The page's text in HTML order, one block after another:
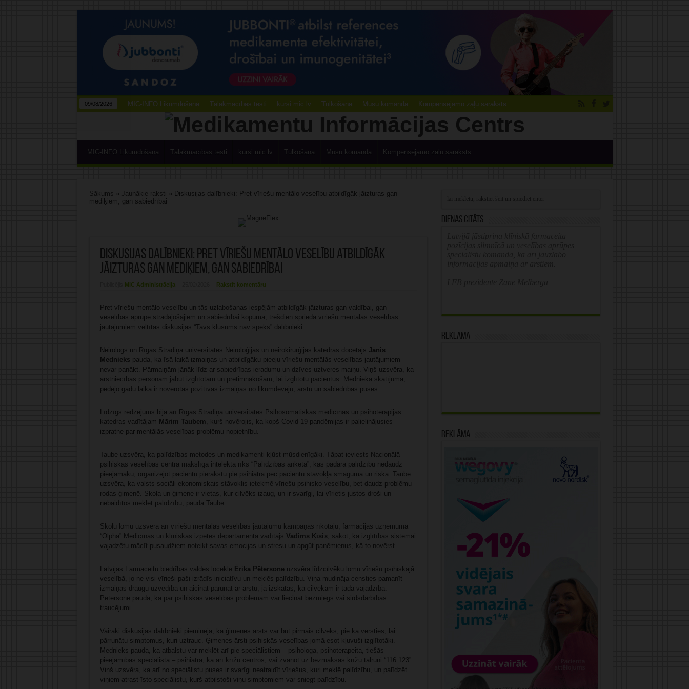
09/08/2026 MIC-INFO Likumdošana Tālākmācības testi kursi.mic.lv Tulkošana Mūsu komanda Kompensējamo zāļu saraksts
MIC-INFO Likumdošana Tālākmācības testi kursi.mic.lv Tulkošana Mūsu komanda Kompensējamo zāļu saraksts
Sākums » Jaunākie raksti » Diskusijas dalībnieki: Pret vīriešu mentālo veselību atbildīgāk jāizturas gan
mediķiem, gan sabiedrībai
Diskusijas dalībnieki: Pret vīriešu mentālo veselību atbildīgāk
jāizturas gan mediķiem, gan sabiedrībai
MIC Administrācija Rakstīt komentāru
Pret vīriešu mentālo veselību un tās uzlabošanas iespējām atbildīgāk jāizturas gan valdībai, gan
veselības aprūpē strādājošajiem un sabiedrībai kopumā, trešdien sprieda vīriešu mentālās veselības
jautājumiem veltītās diskusijas “Tavs klusums nav spēks” dalībnieki.
Neirologs un Rīgas Stradiņa universitātes Neiroloģijas un neiroķirurģijas katedras docētājs Jānis
Mednieks pauda, ka īsā laikā izmaiņas un atbildīgāku pieeju vīriešu mentālās veselības jautājumiem
nevar panākt. Pārmaiņām jānāk līdz ar sabiedrības ieradumu un dzīves uztveres maiņu. Viņš uzsvēra, ka
ārstniecības personām jābūt izglītotām un pretimnākošām, lai izglītotu pacientus. Mednieka skatījumā,
pēdējo gadu laikā ir novērotas pozitīvas izmaiņas no likumdevēju, ārstu un sabiedrības puses.
Līdzīgs redzējums bija arī Rīgas Stradiņa universitātes Psihosomatiskās medicīnas un psihoterapijas
katedras vadītājam Mārim Taubem, kurš novērojis, ka kopš Covid-19 pandēmijas ir palielinājusies
izpratne par mentālās veselības problēmu nopietnību.
Taube uzsvēra, ka palīdzības metodes un medikamenti kļūst mūsdienīgāki. Tāpat ieviests Nacionālā
psihiskās veselības centra mākslīgā intelekta rīks “Palīdzības anketa”, kas padara palīdzību nedaudz
pieejamāku, organizējot pacientu pierakstu pie psihiatra pēc pacientu stāvokļa smaguma un riska. Taube
uzsvēra, ka valsts sociāli ekonomiskais stāvoklis ietekmē vīriešu psihisko veselību, bet daudz problēmu
rodas ģimenē. Skola un ģimene ir vietas, kur cilvēks izaug, un ir svarīgi, lai vīrietis justos droši un
nebaidītos meklēt palīdzību, pauda Taube.
Skolu lomu uzsvēra arī vīriešu mentālās veselības jautājumu kampaņas rīkotāju, farmācijas uzņēmuma
“Olpha” Medicīnas un klīniskās izpētes departamenta vadītājs Vadims Ķīsis, sakot, ka izglītības sistēmai
vajadzētu mācīt pusaudžiem noteikt savas emocijas un stresu un apgūt paņēmienus, kā to novērst.
Latvijas Farmaceitu biedrības valdes locekle Ērika Pētersone uzsvēra līdzcilvēku lomu vīriešu psihiskajā
veselībā, jo ne visi vīrieši paši izrādīs iniciatīvu un meklēs palīdzību. Viņa mudināja censties pamanīt
izmaiņas draugu uzvedībā un aicināt parunāt ar ārstu, ja izskatās, ka cilvēkam ir tāda vajadzība.
Pētersone pauda, ka par psihiskās veselības problēmām var liecināt bezmiegs vai sirdsdarbības
traucējumi.
Vairāki diskusijas dalībnieki pieminēja, ka ģimenes ārsts var būt pirmais cilvēks, pie kā vērsties, lai
pārrunātu simptomus, kuri uztrauc. Ģimenes ārsti psihiskās veselības jomā esot kļuvuši izglītotāki.
Mednieks pauda, ka atbalstu var meklēt arī pie speciālistiem – psihologa, psihoterapeita, tiešās
pieejamības speciālista – psihiatra, kā arī krīžu centros, vai zvanot uz bezmaksas krīžu tālruni “116 123”.
Viņš uzsvēra, ka arī no speciālistu puses ir svarīgi neatraidīt vīriešus, kuri meklē palīdzību, un palīdzēt
viņiem atrast īsto speciālistu, kurš atbilstoši viņu simptomiem var sniegt palīdzību.
Dienas citāts
Reklāma
Reklāma